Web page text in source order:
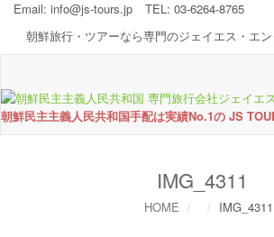
Email: info@js-tours.jp
TEL: 03-6264-8765
朝鮮旅行・ツアーなら専門のジェイエス・エ
朝鮮民主主義人民共和国手配は実績No.1の JS
IMG_4311
HOME IMG_4311